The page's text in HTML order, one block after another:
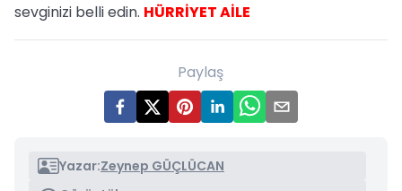
sevginizi belli edin. HÜRRİYET AİLE
Paylaş
Yazar:Zeynep GÜÇLÜCAN